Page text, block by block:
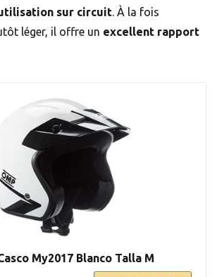
sur circuit. À la fois
léger, il offre un excellent rapport
My2017 Blanco Talla M